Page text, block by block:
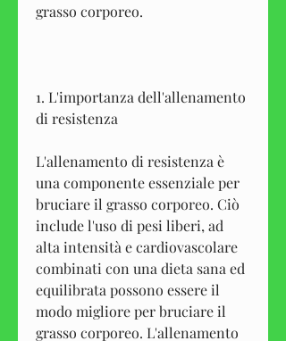
grasso corporeo.
1. L'importanza dell'allenamento
di resistenza
L'allenamento di resistenza è
una componente essenziale per
bruciare il grasso corporeo. Ciò
include l'uso di pesi liberi, ad
alta intensità e cardiovascolare
combinati con una dieta sana ed
equilibrata possono essere il
modo migliore per bruciare il
grasso corporeo. L'allenamento